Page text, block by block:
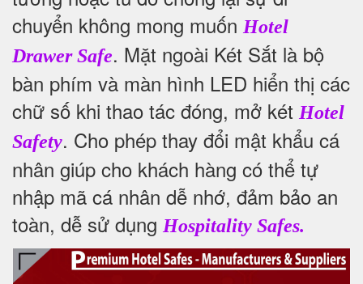
chuyển không mong muốn Hotel
Drawer Safe. Mặt ngoài Két Sắt là bộ
bàn phím và màn hình LED hiển thị các
chữ số khi thao tác đóng, mở két Hotel
Safety. Cho phép thay đổi mật khẩu cá
nhân giúp cho khách hàng có thể tự
nhập mã cá nhân dễ nhớ, đảm bảo an
toàn, dễ sử dụng Hospitality Safes.